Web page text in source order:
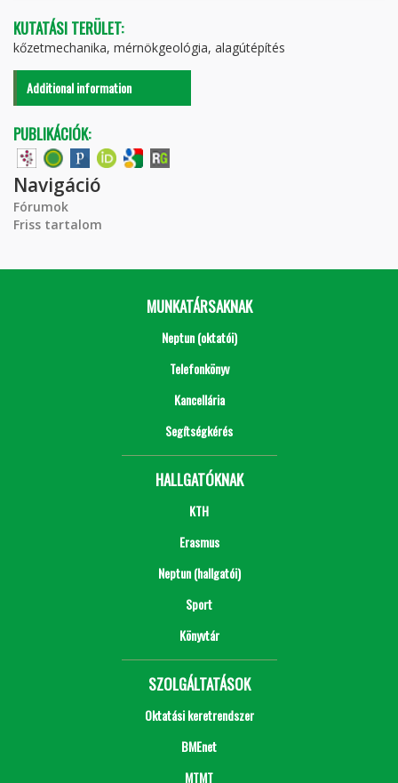
KUTATÁSI TERÜLET:
kőzetmechanika, mérnökgeológia, alagútépítés
Additional information
PUBLIKÁCIÓK:
Navigáció
Fórumok
Friss tartalom
MUNKATÁRSAKNAK
Neptun (oktatói)
Telefonkönyv
Kancellária
Segítségkérés
HALLGATÓKNAK
KTH
Erasmus
Neptun (hallgatói)
Sport
Könyvtár
SZOLGÁLTATÁSOK
Oktatási keretrendszer
BMEnet
MTMT